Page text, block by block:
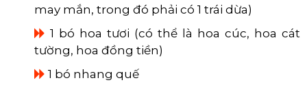
may mắn, trong đó phải có 1 trái dừa)
1 bó hoa tươi (có thể là hoa cúc, hoa cát
tường, hoa đồng tiền)
1 bó nhang quế